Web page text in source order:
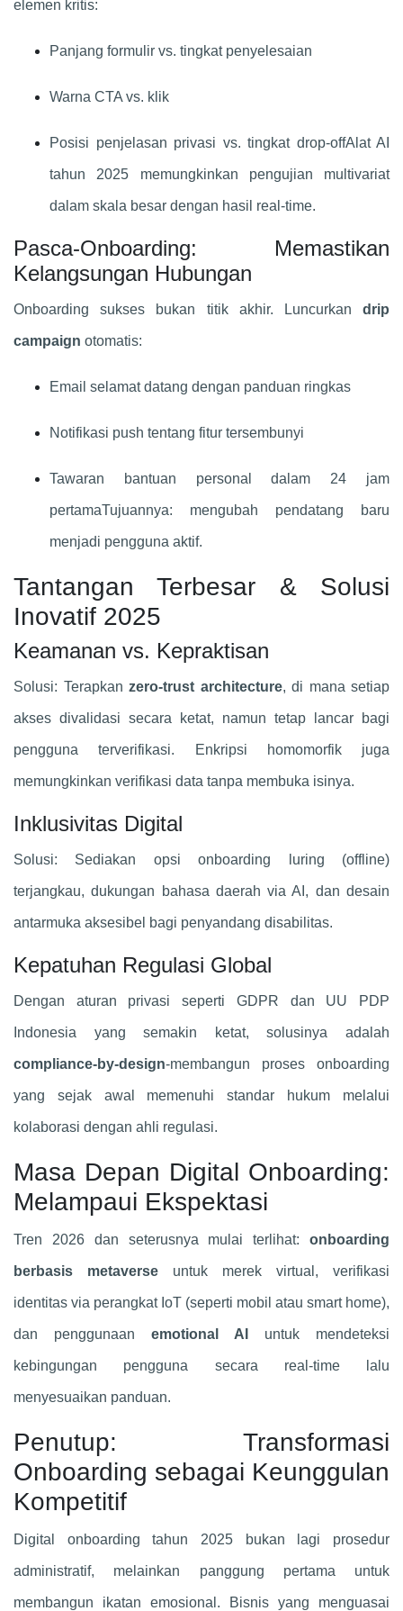
elemen kritis:
Panjang formulir vs. tingkat penyelesaian
Warna CTA vs. klik
Posisi penjelasan privasi vs. tingkat drop-offAlat AI
tahun 2025 memungkinkan pengujian multivariat
dalam skala besar dengan hasil real-time.
Pasca-Onboarding: Memastikan
Kelangsungan Hubungan
Onboarding sukses bukan titik akhir. Luncurkan drip
campaign otomatis:
Email selamat datang dengan panduan ringkas
Notifikasi push tentang fitur tersembunyi
Tawaran bantuan personal dalam 24 jam
pertamaTujuannya: mengubah pendatang baru
menjadi pengguna aktif.
Tantangan Terbesar & Solusi
Inovatif 2025
Keamanan vs. Kepraktisan
Solusi: Terapkan zero-trust architecture, di mana setiap
akses divalidasi secara ketat, namun tetap lancar bagi
pengguna terverifikasi. Enkripsi homomorfik juga
memungkinkan verifikasi data tanpa membuka isinya.
Inklusivitas Digital
Solusi: Sediakan opsi onboarding luring (offline)
terjangkau, dukungan bahasa daerah via AI, dan desain
antarmuka aksesibel bagi penyandang disabilitas.
Kepatuhan Regulasi Global
Dengan aturan privasi seperti GDPR dan UU PDP
Indonesia yang semakin ketat, solusinya adalah
compliance-by-design-membangun proses onboarding
yang sejak awal memenuhi standar hukum melalui
kolaborasi dengan ahli regulasi.
Masa Depan Digital Onboarding:
Melampaui Ekspektasi
Tren 2026 dan seterusnya mulai terlihat: onboarding
berbasis metaverse untuk merek virtual, verifikasi
identitas via perangkat IoT (seperti mobil atau smart home),
dan penggunaan emotional AI untuk mendeteksi
kebingungan pengguna secara real-time lalu
menyesuaikan panduan.
Penutup: Transformasi
Onboarding sebagai Keunggulan
Kompetitif
Digital onboarding tahun 2025 bukan lagi prosedur
administratif, melainkan panggung pertama untuk
membangun ikatan emosional. Bisnis yang menguasai